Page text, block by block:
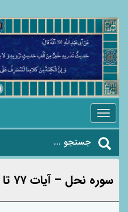
Toggle
navigation
سوره نحل – آیات ۷۷ تا ۸۱